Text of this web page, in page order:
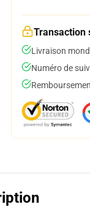
Transaction
Livraison
Numéro de